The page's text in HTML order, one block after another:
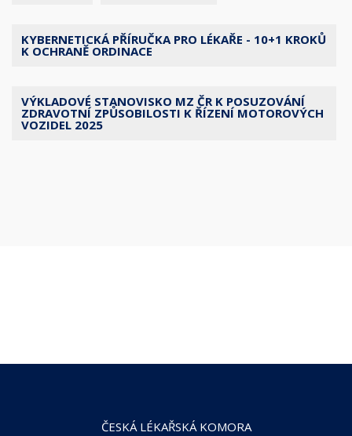
KYBERNETICKÁ PŘÍRUČKA PRO LÉKAŘE - 10+1 KROKŮ
K OCHRANĚ ORDINACE
VÝKLADOVÉ STANOVISKO MZ ČR K POSUZOVÁNÍ
ZDRAVOTNÍ ZPŮSOBILOSTI K ŘÍZENÍ MOTOROVÝCH
VOZIDEL 2025
ČESKÁ LÉKAŘSKÁ KOMORA